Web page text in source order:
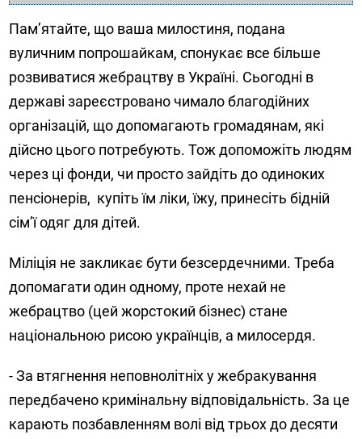
Пам’ятайте, що ваша милостиня, подана
вуличним попрошайкам, спонукає все більше
розвиватися жебрацтву в Україні. Сьогодні в
державі зареєстровано чимало благодійних
організацій, що допомагають громадянам, які
дійсно цього потребують. Тож допоможіть людям
через ці фонди, чи просто зайдіть до одиноких
пенсіонерів, купіть їм ліки, їжу, принесіть бідній
сім’ї одяг для дітей.
Міліція не закликає бути безсердечними. Треба
допомагати один одному, проте нехай не
жебрацтво (цей жорстокий бізнес) стане
національною рисою українців, а милосердя.
- За втягнення неповнолітніх у жебракування
передбачено кримінальну відповідальність. За це
карають позбавленням волі від трьох до десяти